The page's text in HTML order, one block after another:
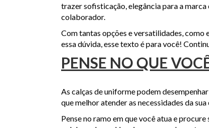
trazer sofisticação, elegância para a
colaborador.
Com tantas opções e versatilidades, como
essa dúvida, esse texto é para você!
PENSE NO QUE
As calças de uniforme podem
que melhor atender as necessidades da sua
Pense no ramo em que você atua e